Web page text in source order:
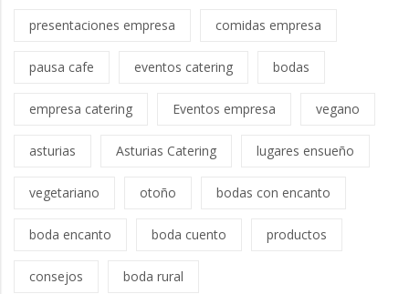
presentaciones empresa comidas empresa
pausa cafe eventos catering bodas
empresa catering Eventos empresa vegano
asturias Asturias Catering lugares ensueño
vegetariano otoño bodas con encanto
boda encanto boda cuento productos
consejos boda rural